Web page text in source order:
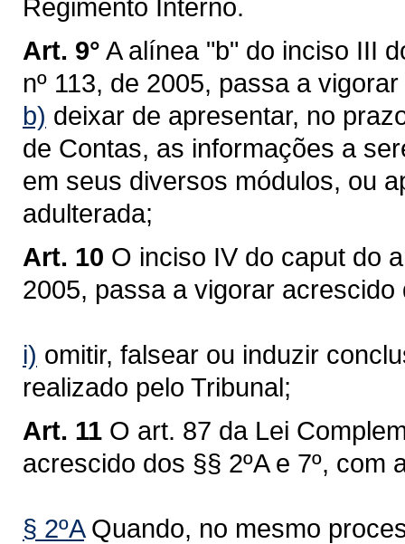
Regimento Interno.
Art. 9° A alínea "b" do inciso III
nº 113, de 2005, passa a
b) deixar de apresentar, no
de Contas, as informações a
em seus diversos módulos, ou
adulterada;
Art. 10 O inciso IV do caput do
2005, passa a vigorar
i) omitir, falsear ou induzir
realizado pelo Tribunal;
Art. 11 O art. 87 da Lei
acrescido dos §§ 2ºA e 7º, com
§ 2ºAQuando, no mesmo